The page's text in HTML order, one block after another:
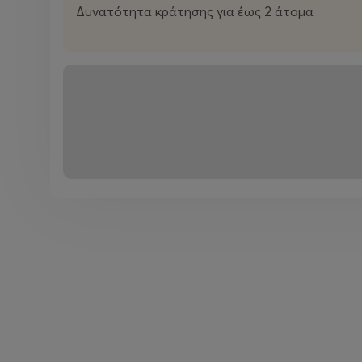
Δυνατότητα κράτησης για έως 2 άτομα